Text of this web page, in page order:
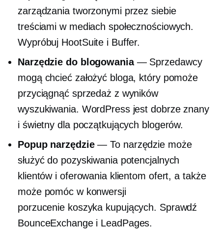
zarządzania tworzonymi przez siebie
treściami w mediach społecznościowych.
Wypróbuj HootSuite i Buffer.
Narzędzie do blogowania— Sprzedawcy
mogą chcieć założyć bloga, który pomoże
przyciągnąć sprzedaż z wyników
wyszukiwania. WordPress jest dobrze znany
i świetny dla początkujących blogerów.
Popupnarzędzie— To narzędzie może
służyć do pozyskiwania potencjalnych
klientów i oferowania klientom ofert, a także
może pomóc w konwersji
porzucenie koszyka kupujących. Sprawdź
BounceExchange i LeadPages.